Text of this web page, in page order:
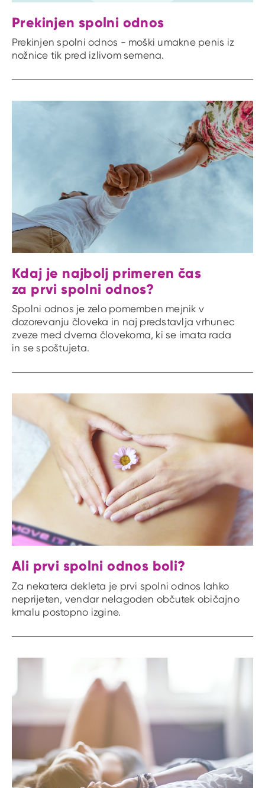
Prekinjen spolni odnos
Prekinjen spolni odnos - moški umakne penis iz
nožnice tik pred izlivom semena.
Kdaj je najbolj primeren čas
za prvi spolni odnos?
Spolni odnos je zelo pomemben mejnik v
dozorevanju človeka in naj predstavlja vrhunec
zveze med dvema človekoma, ki se imata rada
in se spoštujeta.
Ali prvi spolni odnos boli?
Za nekatera dekleta je prvi spolni odnos lahko
neprijeten, vendar nelagoden občutek običajno
kmalu postopno izgine.